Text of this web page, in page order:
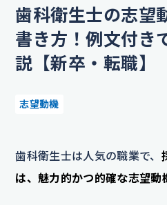
歯科衛生士の志望
書き方！例文付き
説【新卒・転職】
志望動機
歯科衛生士は人気の職業で、
は、魅力的かつ的確な志望動